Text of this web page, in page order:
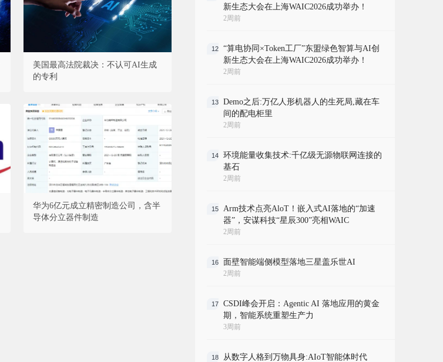
美国最高法院裁决：不认可AI生成
的专利
华为6亿元成立精密制造公司，含半
导体分立器件制造
新生态大会在上海WAIC2026成功举办！
2周前
12
“算电协同×Token工厂”东盟绿色智算与AI创
新生态大会在上海WAIC2026成功举办！
2周前
13
Demo之后:万亿人形机器人的生死局,藏在车
间的配电柜里
2周前
14
环境能量收集技术:千亿级无源物联网连接的
基石
2周前
15
Arm技术点亮AloT！嵌入式AI落地的“加速
器”，安谋科技“星辰300”亮相WAIC
2周前
16 面壁智能端侧模型落地三星盖乐世AI
2周前
17
CSDI峰会开启：Agentic AI 落地应用的黄金
期，智能系统重塑生产力
3周前
18
从数字人格到万物具身:AIoT智能体时代